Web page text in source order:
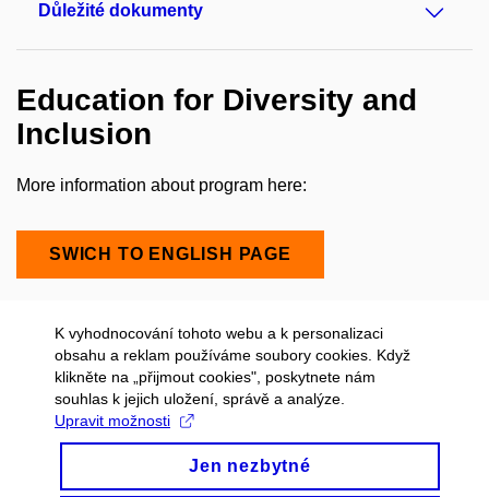
Důležité dokumenty
Education for Diversity and
Inclusion
More information about program here:
SWICH TO ENGLISH PAGE
K vyhodnocování tohoto webu a k personalizaci
obsahu a reklam používáme soubory cookies. Když
klikněte na „přijmout cookies", poskytnete nám
souhlas k jejich uložení, správě a analýze.
Upravit možnosti
Jen nezbytné